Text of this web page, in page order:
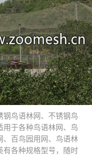
钢鸟语林网、不锈钢鸟
于各种鸟语林网、鸟
、百鸟园用网、鸟语林
有各种规格型号，随时